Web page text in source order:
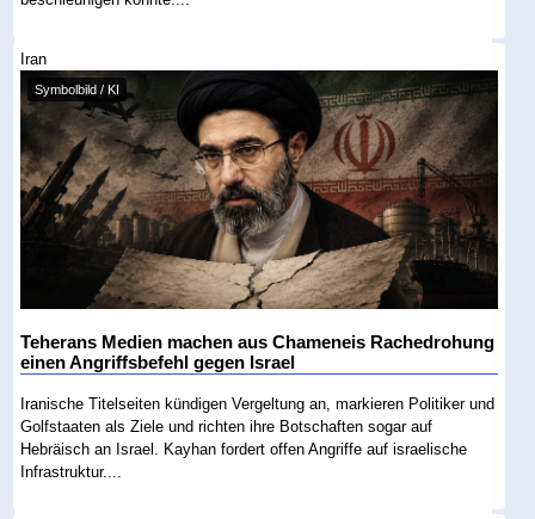
Iran
Symbolbild / KI
Teherans Medien machen aus Chameneis Rachedrohung
einen Angriffsbefehl gegen Israel
Iranische Titelseiten kündigen Vergeltung an, markieren Politiker und
Golfstaaten als Ziele und richten ihre Botschaften sogar auf
Hebräisch an Israel. Kayhan fordert offen Angriffe auf israelische
Infrastruktur....